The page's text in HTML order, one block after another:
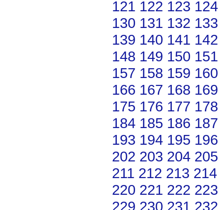
121 122 123 124
130 131 132 133
139 140 141 142
148 149 150 151
157 158 159 160
166 167 168 169
175 176 177 178
184 185 186 187
193 194 195 196
202 203 204 205
211 212 213 214
220 221 222 223
229 230 231 232